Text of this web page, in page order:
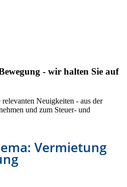
- wir halten Sie auf
Neuigkeiten - aus der
und zum Steuer- und
Vermietung